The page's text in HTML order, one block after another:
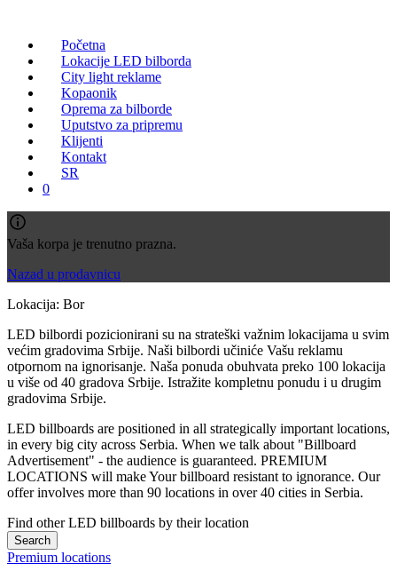
Početna
Lokacije LED bilborda
City light reklame
Kopaonik
Oprema za bilborde
Uputstvo za pripremu
Klijenti
Kontakt
SR
0
Vaša korpa je trenutno prazna.
Nazad u prodavnicu
Lokacija: Bor
LED bilbordi pozicionirani su na strateški važnim lokacijama u svim
većim gradovima Srbije. Naši bilbordi učiniće Vašu reklamu
otpornom na ignorisanje. Naša ponuda obuhvata preko 100 lokacija
u više od 40 gradova Srbije. Istražite kompletnu ponudu i u drugim
gradovima Srbije.
LED billboards are positioned in all strategically important locations,
in every big city across Serbia. When we talk about "Billboard
Advertisement" - the audience is guaranteed. PREMIUM
LOCATIONS will make Your billboard resistant to ignorance. Our
offer involves more than 90 locations in over 40 cities in Serbia.
Find other LED billboards by their location
Search
Premium locations